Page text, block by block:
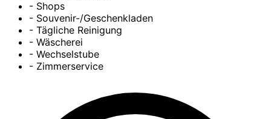
- Shops
- Souvenir-/Geschenkladen
- Tägliche Reinigung
- Wäscherei
- Wechselstube
- Zimmerservice